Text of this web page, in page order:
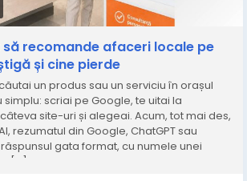
recomande afaceri locale pe
și cine pierde
un produs sau un serviciu în orașul
simplu: scriai pe Google, te uitai la
site-uri și alegeai. Acum, tot mai des,
rezumatul din Google, ChatGPT sau
gata format, cu numele unei
[…]